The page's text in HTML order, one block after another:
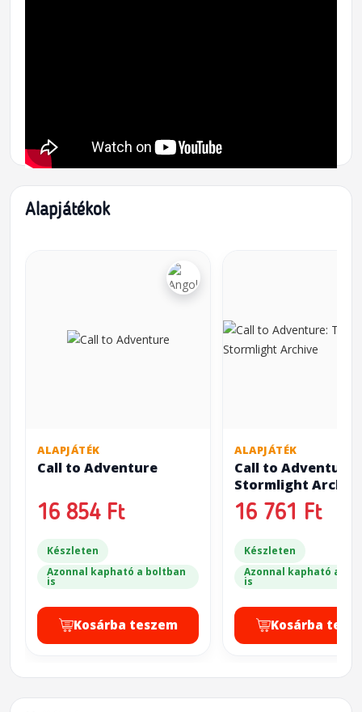
Alapjátékok
ALAPJÁTÉK
Call to Adventure
16 854 Ft
Készleten
Azonnal kapható a boltban
is
Kosárba teszem
ALAPJÁTÉK
Call to Adventure:
Stormlight
16 761 Ft
Készleten
Azonnal kapható a
is
Kosárba